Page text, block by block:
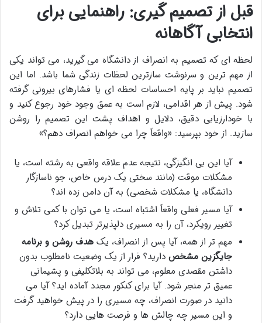
قبل از تصمیم گیری: راهنمایی برای
انتخابی آگاهانه
لحظه ای که تصمیم به انصراف از دانشگاه می گیرید، می تواند یکی
از مهم ترین و سرنوشت سازترین لحظات زندگی شما باشد. اما این
تصمیم نباید بر پایه احساسات لحظه ای یا فشارهای بیرونی گرفته
شود. پیش از هر اقدامی، لازم است به عمق وجود خود رجوع کنید و
با خودارزیابی دقیق، دلایل و اهداف پشت این تصمیم را روشن
سازید. از خود بپرسید: «واقعاً چرا می خواهم انصراف دهم؟»
آیا این بی انگیزگی، نتیجه عدم علاقه واقعی به رشته است، یا
مشکلات موقت (مانند سختی یک درس خاص، جو ناسازگار
دانشگاه، یا مشکلات شخصی) به آن دامن زده اند؟
آیا مسیر فعلی واقعاً اشتباه است، یا می توان با کمی تلاش و
تغییر رویکرد، آن را به مسیری دلپذیرتر تبدیل کرد؟
مهم تر از همه، آیا پس از انصراف، یک هدف روشن و برنامه
جایگزین مشخص دارید؟ فرار از یک وضعیت نامطلوب بدون
داشتن مقصدی معلوم، می تواند به بلاتکلیفی و پشیمانی
عمیق تر منجر شود. آیا برای کنکور مجدد آماده اید؟ آیا می
دانید در صورت انصراف، چه مسیری را در پیش خواهید گرفت
و این مسیر چه چالش ها و فرصت هایی دارد؟